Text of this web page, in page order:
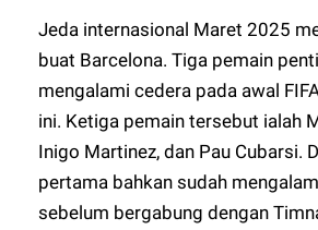
Jeda internasional Maret 2025
buat Barcelona. Tiga pemain
mengalami cedera pada awal
ini. Ketiga pemain tersebut ialah
Inigo Martinez, dan Pau Cubarsi.
pertama bahkan sudah
sebelum bergabung dengan